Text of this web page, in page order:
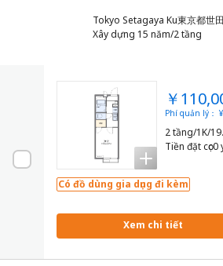
Tokyo Setagaya Ku東京都世
Xây dựng 15 năm/2 tầng
￥
Phí quản lý：
2 tầng/1K/
Tiền đặt
Có đồ dùng gia dụng đi kèm
Xem chi tiết